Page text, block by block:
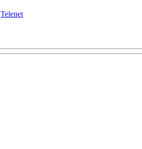
Telenet